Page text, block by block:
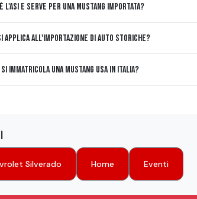
l'ASI e serve per una Mustang importata?
si applica all'importazione di auto storiche?
si immatricola una Mustang USA in Italia?
Silverado Home Eventi